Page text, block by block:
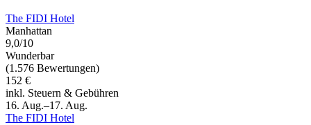
The FIDI Hotel
Manhattan
9,0/10
Wunderbar
(1.576 Bewertungen)
152 €
inkl. Steuern & Gebühren
16. Aug.–17. Aug.
The FIDI Hotel